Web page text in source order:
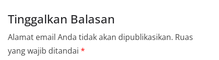
Tinggalkan Balasan
Alamat email Anda tidak akan dipublikasikan. Ruas
yang wajib ditandai *